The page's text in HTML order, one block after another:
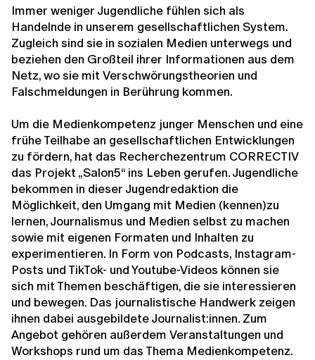
Immer weniger Jugendliche fühlen sich als
Handelnde in unserem gesellschaftlichen System.
Zugleich sind sie in sozialen Medien unterwegs und
beziehen den Großteil ihrer Informationen aus dem
Netz, wo sie mit Verschwörungstheorien und
Falschmeldungen in Berührung kommen.
Um die Medienkompetenz junger Menschen und eine
frühe Teilhabe an gesellschaftlichen Entwicklungen
zu fördern, hat das Recherchezentrum CORRECTIV
das Projekt „Salon5“ ins Leben gerufen. Jugendliche
bekommen in dieser Jugendredaktion die
Möglichkeit, den Umgang mit Medien (kennen)zu
lernen, Journalismus und Medien selbst zu machen
sowie mit eigenen Formaten und Inhalten zu
experimentieren. In Form von Podcasts, Instagram-
Posts und TikTok- und Youtube-Videos können sie
sich mit Themen beschäftigen, die sie interessieren
und bewegen. Das journalistische Handwerk zeigen
ihnen dabei ausgebildete Journalist:innen. Zum
Angebot gehören außerdem Veranstaltungen und
Workshops rund um das Thema Medienkompetenz.